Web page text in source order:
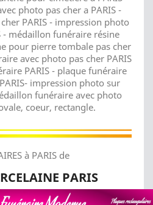
photo pas cher a PARIS -
PARIS - impression photo
- médaillon funéraire résine
pour pierre tombale pas cher
avec photo pas cher PARIS
PARIS - plaque funéraire
impression photo sur
funéraire avec photo
coeur, rectangle.
à PARIS de
PARIS